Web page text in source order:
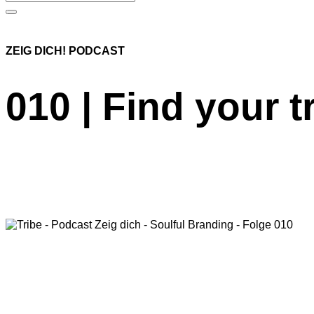
ZEIG DICH! PODCAST
010 | Find your